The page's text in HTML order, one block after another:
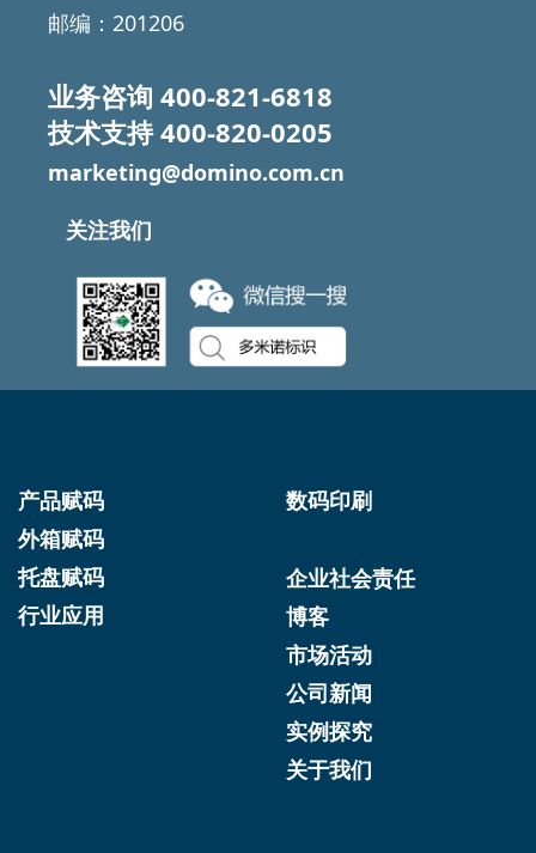
邮编：201206
业务咨询 400-821-6818
技术支持400-820-0205
marketing@domino.com.cn
关注我们
产品赋码
外箱赋码
托盘赋码
行业应用
数码印刷
企业社会责任
博客
市场活动
公司新闻
实例探究
关于我们